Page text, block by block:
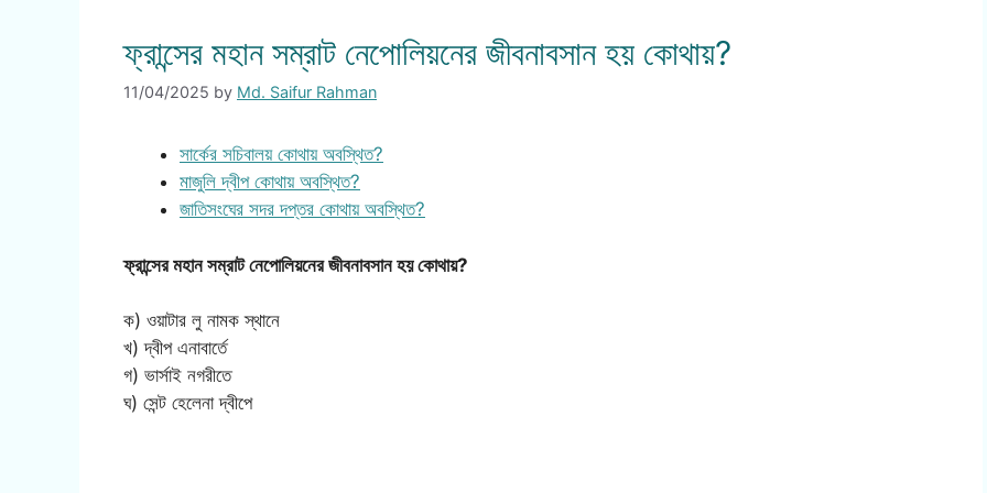
ফ্রান্সের মহান সম্রাট নেপোলিয়নের জীবনাবসান হয় কোথায়?
11/04/2025 by Md. Saifur Rahman
সার্কের সচিবালয় কোথায় অবস্থিত?
মাজুলি দ্বীপ কোথায় অবস্থিত?
জাতিসংঘের সদর দপ্তর কোথায় অবস্থিত?
ফ্রান্সের মহান সম্রাট নেপোলিয়নের জীবনাবসান হয় কোথায়?
ক) ওয়াটার লু নামক স্থানে
খ) দ্বীপ এনাবার্তে
গ) ভার্সাই নগরীতে
ঘ) সেন্ট হেলেনা দ্বীপে